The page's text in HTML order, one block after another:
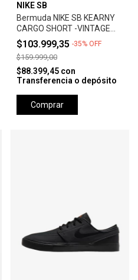
NIKE SB
Bermuda NIKE SB KEARNY
CARGO SHORT -VINTAGE
GREEN
$103.999,35 -35% OFF
$159.999,00
$88.399,45 con
Transferencia o depósito
Comprar